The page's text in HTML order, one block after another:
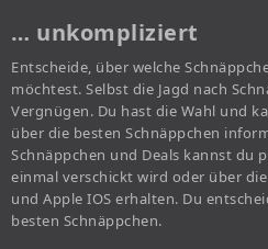
… unkompliziert
Entscheide, über welche
möchtest. Selbst die Jagd nach
Vergnügen. Du hast die Wahl und
über die besten Schnäppchen
Schnäppchen und Deals kannst du
einmal verschickt wird oder über
und Apple IOS erhalten. Du
besten Schnäppchen.